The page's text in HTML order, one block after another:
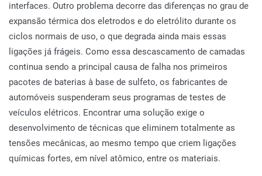
interfaces. Outro problema decorre das diferenças no grau de
expansão térmica dos eletrodos e do eletrólito durante os
ciclos normais de uso, o que degrada ainda mais essas
ligações já frágeis. Como essa descascamento de camadas
continua sendo a principal causa de falha nos primeiros
pacotes de baterias à base de sulfeto, os fabricantes de
automóveis suspenderam seus programas de testes de
veículos elétricos. Encontrar uma solução exige o
desenvolvimento de técnicas que eliminem totalmente as
tensões mecânicas, ao mesmo tempo que criem ligações
químicas fortes, em nível atômico, entre os materiais.